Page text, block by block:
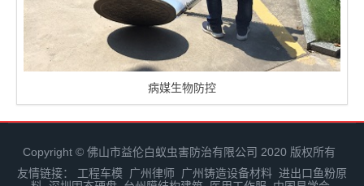
病媒生物防控
Copyright © 佛山市益伦白蚁虫害防治有限公司 2020 版权所有
友情链接：
工程车模 广州律师 广州铸造设备材料 进出口鱼粉原